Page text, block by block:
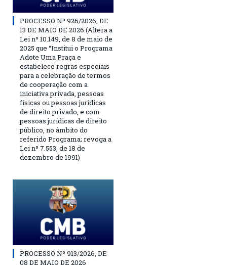
PROCESSO Nº 926/2026, DE
13 DE MAIO DE 2026 (Altera a
Lei nº 10.149, de 8 de maio de
2025 que “Institui o Programa
Adote Uma Praça e
estabelece regras especiais
para a celebração de termos
de cooperação com a
iniciativa privada, pessoas
físicas ou pessoas jurídicas
de direito privado, e com
pessoas jurídicas de direito
público, no âmbito do
referido Programa; revoga a
Lei nº 7.553, de 18 de
dezembro de 1991)
PROCESSO Nº 913/2026, DE
08 DE MAIO DE 2026